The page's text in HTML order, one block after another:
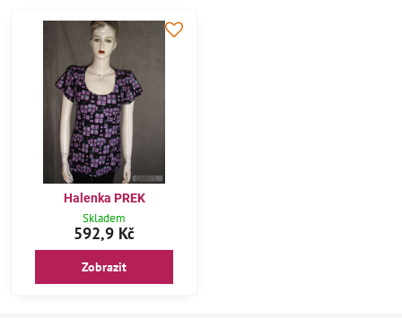
Halenka PREK
Skladem
592,9 Kč
Zobrazit